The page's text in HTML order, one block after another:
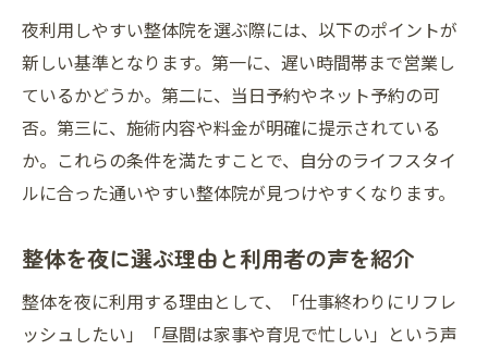
夜利用しやすい整体院を選ぶ際には、以下のポイントが
新しい基準となります。第一に、遅い時間帯まで営業し
ているかどうか。第二に、当日予約やネット予約の可
否。第三に、施術内容や料金が明確に提示されている
か。これらの条件を満たすことで、自分のライフスタイ
ルに合った通いやすい整体院が見つけやすくなります。
整体を夜に選ぶ理由と利用者の声を紹介
整体を夜に利用する理由として、「仕事終わりにリフレ
ッシュしたい」「昼間は家事や育児で忙しい」という声